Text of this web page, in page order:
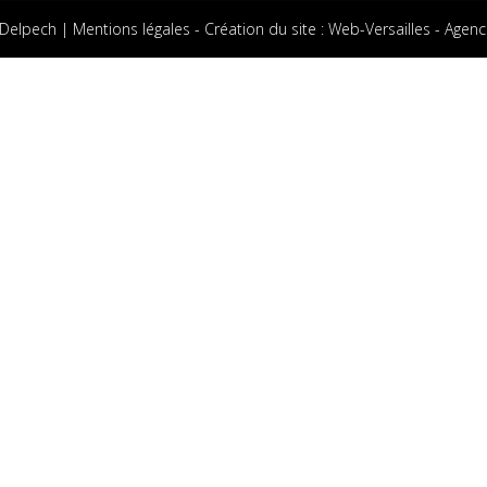
| Mentions légales - Création du site : Web-Versailles -